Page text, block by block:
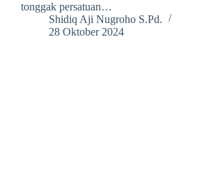
tonggak persatuan…
Shidiq Aji Nugroho S.Pd.
28 Oktober 2024